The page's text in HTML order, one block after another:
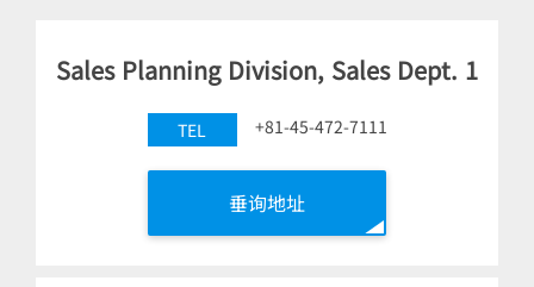
Sales Planning Division, Sales Dept. 1
TEL +81-45-472-7111
垂询地址